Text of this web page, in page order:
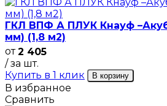
ГКЛ ВПФ А ПЛУК Кнауф
мм) (1,8 м2)
от2 405
/ за шт.
Купить в 1 клик
В корзину
В избранное
Сравнить